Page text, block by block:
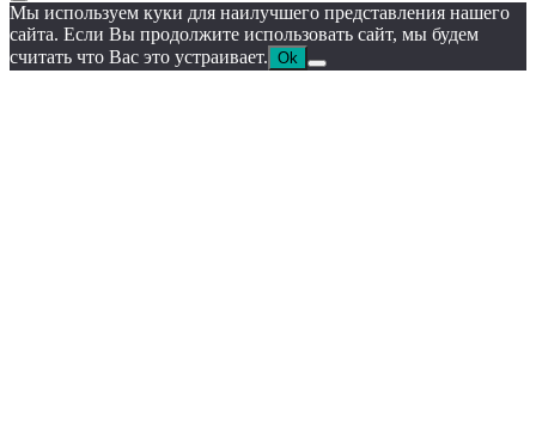
Мы используем куки для наилучшего представления нашего
сайта. Если Вы продолжите использовать сайт, мы будем
считать что Вас это устраивает. Ok